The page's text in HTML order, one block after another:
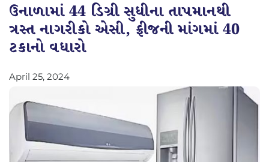
ઉનાળામાં 44 ડિગ્રી સુધીના તાપમાનથી
ત્રસ્ત નાગરીકો એસી, ફ્રીજની માંગમાં 40
ટકાનો વધારો
April 25, 2024